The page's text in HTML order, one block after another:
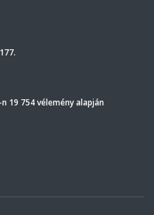
19 754 vélemény alapján